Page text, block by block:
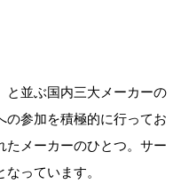
と並ぶ国内三大メーカーの
の参加を積極的に行ってお
たメーカーのひとつ。サー
っています。